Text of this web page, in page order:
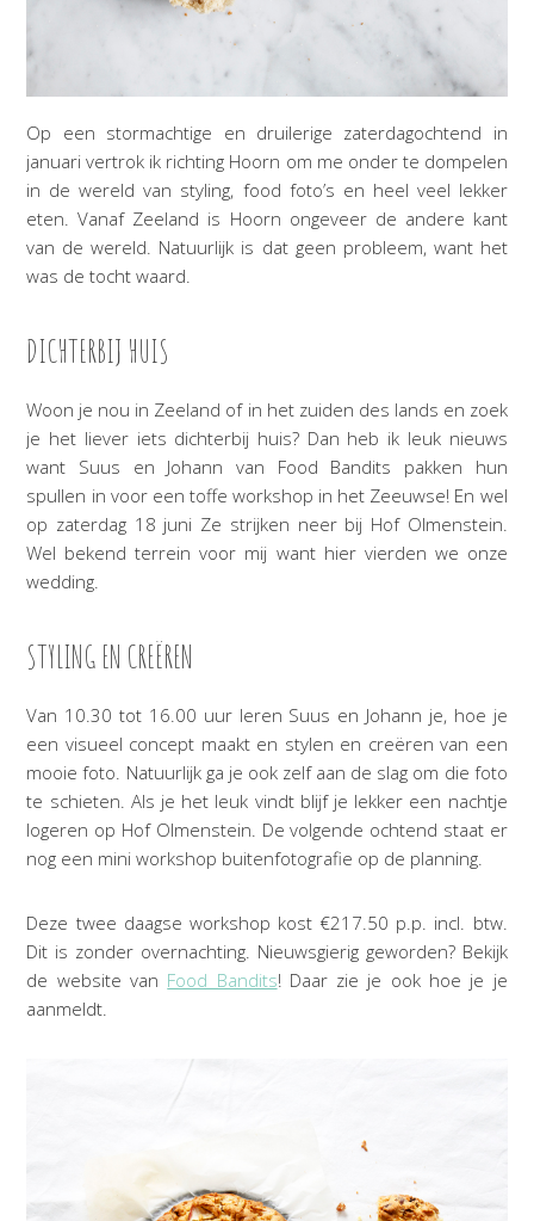
Op een stormachtige en druilerige zaterdagochtend in
januari vertrok ik richting Hoorn om me onder te dompelen
in de wereld van styling, food foto’s en heel veel lekker
eten. Vanaf Zeeland is Hoorn ongeveer de andere kant
van de wereld. Natuurlijk is dat geen probleem, want het
was de tocht waard.
DICHTERBIJ HUIS
Woon je nou in Zeeland of in het zuiden des lands en zoek
je het liever iets dichterbij huis? Dan heb ik leuk nieuws
want Suus en Johann van Food Bandits pakken hun
spullen in voor een toffe workshop in het Zeeuwse! En wel
op zaterdag 18 juni Ze strijken neer bij Hof Olmenstein.
Wel bekend terrein voor mij want hier vierden we onze
wedding.
STYLING EN CREËREN
Van 10.30 tot 16.00 uur leren Suus en Johann je, hoe je
een visueel concept maakt en stylen en creëren van een
mooie foto. Natuurlijk ga je ook zelf aan de slag om die foto
te schieten. Als je het leuk vindt blijf je lekker een nachtje
logeren op Hof Olmenstein. De volgende ochtend staat er
nog een mini workshop buitenfotografie op de planning.
Deze twee daagse workshop kost €217.50 p.p. incl. btw.
Dit is zonder overnachting. Nieuwsgierig geworden? Bekijk
de website van Food Bandits! Daar zie je ook hoe je je
aanmeldt.